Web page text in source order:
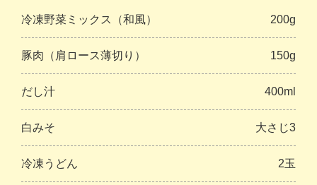
冷凍野菜ミックス（和風） 200g
豚肉（肩ロース薄切り） 150g
だし汁 400ml
白みそ 大さじ3
冷凍うどん 2玉